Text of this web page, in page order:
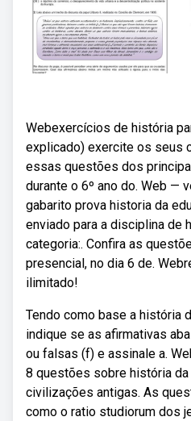
Webexercícios de história
explicado) exercite os seus
essas questões dos
durante o 6º ano do. Web —
gabarito prova historia da
enviado para a disciplina de
categoria:. Confira as
presencial, no dia 6 de.
ilimitado!
Tendo como base a história
indique se as afirmativas
ou falsas (f) e assinale a.
8 questões sobre história
civilizações antigas. As
como o ratio studiorum dos